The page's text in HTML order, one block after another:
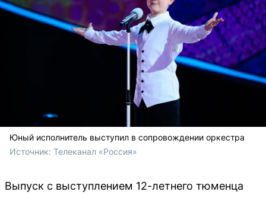
Юный исполнитель выступил в сопровождении оркестра
Источник: Телеканал «Россия»
Выпуск с выступлением 12-летнего тюменца